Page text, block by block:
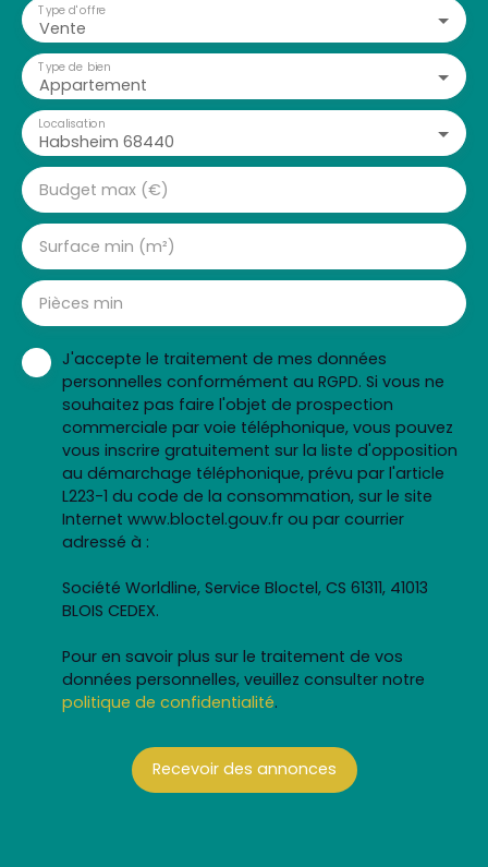
Vente
Type d'offre
Appartement
Type de bien
Habsheim 68440
Localisation
Budget max (€)
Surface min (m²)
Pièces min
J'accepte le traitement de mes données
personnelles conformément au RGPD. Si vous ne
souhaitez pas faire l'objet de prospection
commerciale par voie téléphonique, vous pouvez
vous inscrire gratuitement sur la liste d'opposition
au démarchage téléphonique, prévu par l'article
L223-1 du code de la consommation, sur le site
Internet www.bloctel.gouv.fr ou par courrier
adressé à :
Société Worldline, Service Bloctel, CS 61311, 41013
BLOIS CEDEX.
Pour en savoir plus sur le traitement de vos
données personnelles, veuillez consulter notre
politique de confidentialité.
Recevoir des annonces